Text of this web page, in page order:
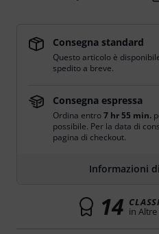
Consegna standard
Questo articolo è
spedito a breve.
Consegna espressa
Ordina entro7 hr 55 min.
possibile. Per la data di
pagina di checkout.
Informazioni
14 in